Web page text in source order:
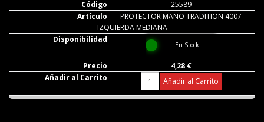
25589
PROTECTOR MANO TRADITION 4007
IZQUIERDA MEDIANA
En Stock
4,28 €
Añadir al Carrito